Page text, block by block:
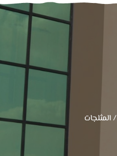
/ المثلجات